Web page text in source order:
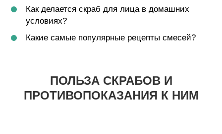
Как делается скраб для лица в домашних
условиях?
Какие самые популярные рецепты смесей?
ПОЛЬЗА СКРАБОВ И
ПРОТИВОПОКАЗАНИЯ К НИМ